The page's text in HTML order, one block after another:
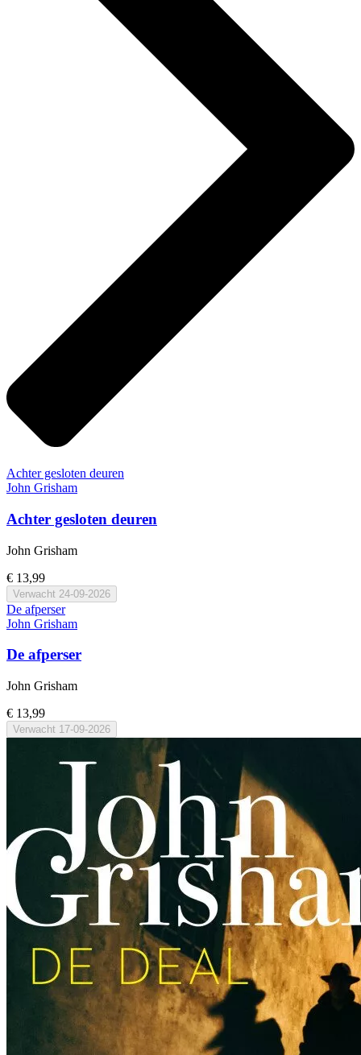
Achter gesloten deuren
John Grisham
Achter gesloten deuren
John Grisham
€ 13,99
Verwacht 24-09-2026
De afperser
John Grisham
De afperser
John Grisham
€ 13,99
Verwacht 17-09-2026